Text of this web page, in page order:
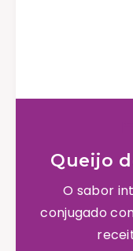
Queijo
O sabor
conjugado